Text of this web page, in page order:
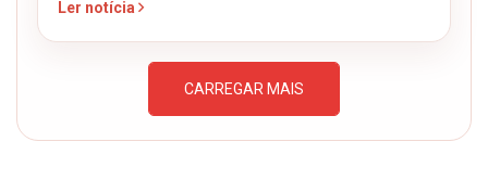
Ler notícia
CARREGAR MAIS